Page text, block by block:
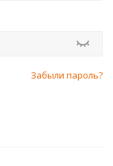
Забыли пароль?